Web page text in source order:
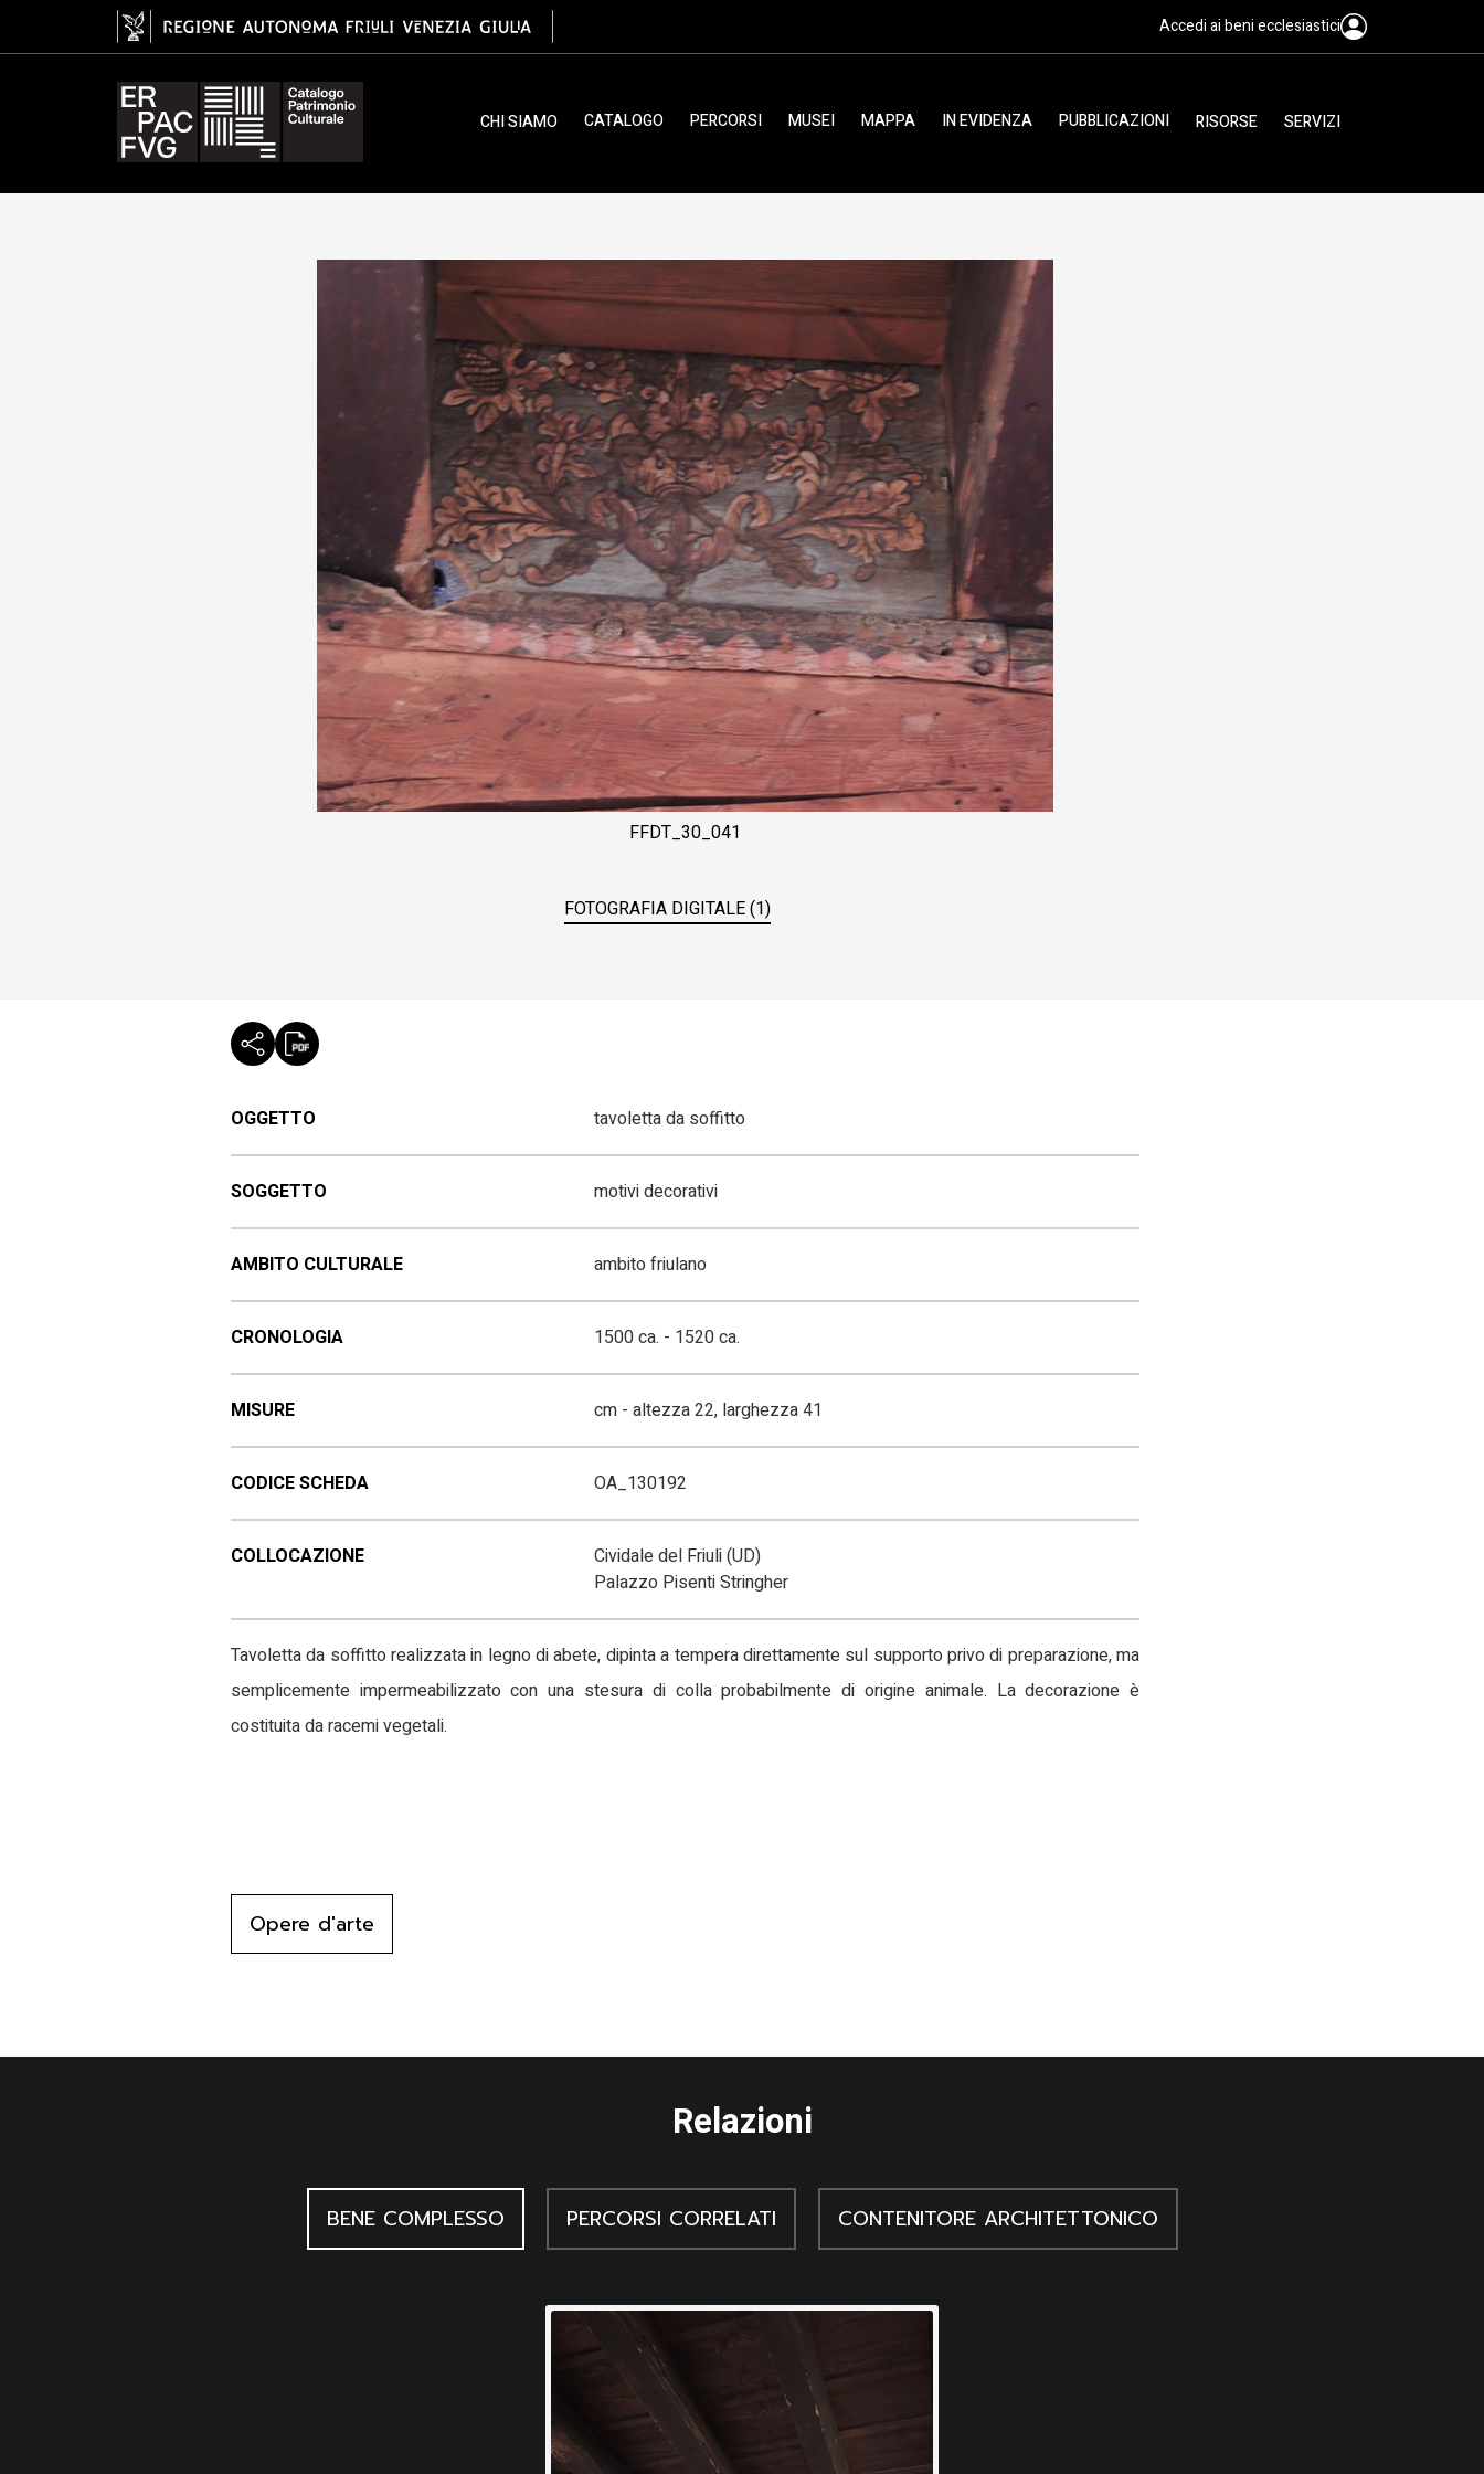
tavoletta da soffitto, ambito friulano, XVI Accedi ai beni ecclesiastici
CHI SIAMO CATALOGO PERCORSI MUSEI MAPPA IN EVIDENZA PUBBLICAZIONI RISORSE SERVIZI
FFDT_30_041
FOTOGRAFIA DIGITALE (1)
OGGETTO tavoletta da soffitto
SOGGETTO motivi decorativi
AMBITO CULTURALE ambito friulano
CRONOLOGIA 1500 ca. - 1520 ca.
MISURE cm - altezza 22, larghezza 41
CODICE SCHEDA OA_130192
COLLOCAZIONE
Cividale del Friuli (UD)
Palazzo Pisenti Stringher
Tavoletta da soffitto realizzata in legno di abete, dipinta a tempera direttamente sul supporto privo di preparazione, ma
semplicemente impermeabilizzato con una stesura di colla probabilmente di origine animale. La decorazione è
costituita da racemi vegetali.
Opere d'arte
Relazioni
BENE COMPLESSO PERCORSI CORRELATI CONTENITORE ARCHITETTONICO